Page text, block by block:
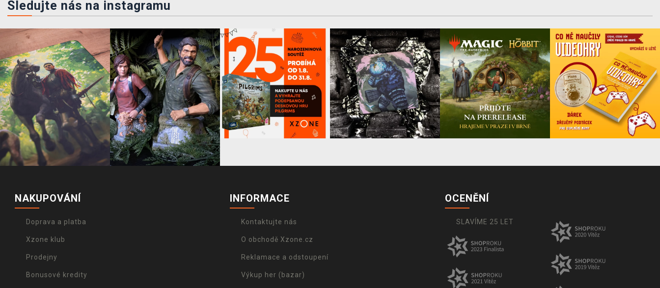
Sledujte nás na instagramu
NAKUPOVÁNÍ
Doprava a platba
Xzone klub
Prodejny
Bonusové kredity
INFORMACE
Kontaktujte nás
O obchodě Xzone.cz
Reklamace a odstoupení
Výkup her (bazar)
OCENĚNÍ
SLAVÍME 25 LET